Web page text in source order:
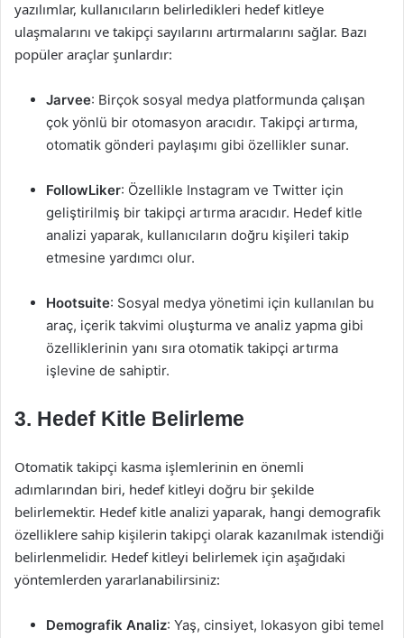
yazılımlar, kullanıcıların belirledikleri hedef kitleye
ulaşmalarını ve takipçi sayılarını artırmalarını sağlar. Bazı
popüler araçlar şunlardır:
Jarvee: Birçok sosyal medya platformunda çalışan
çok yönlü bir otomasyon aracıdır. Takipçi artırma,
otomatik gönderi paylaşımı gibi özellikler sunar.
FollowLiker: Özellikle Instagram ve Twitter için
geliştirilmiş bir takipçi artırma aracıdır. Hedef kitle
analizi yaparak, kullanıcıların doğru kişileri takip
etmesine yardımcı olur.
Hootsuite: Sosyal medya yönetimi için kullanılan bu
araç, içerik takvimi oluşturma ve analiz yapma gibi
özelliklerinin yanı sıra otomatik takipçi artırma
işlevine de sahiptir.
3. Hedef Kitle Belirleme
Otomatik takipçi kasma işlemlerinin en önemli
adımlarından biri, hedef kitleyi doğru bir şekilde
belirlemektir. Hedef kitle analizi yaparak, hangi demografik
özelliklere sahip kişilerin takipçi olarak kazanılmak istendiği
belirlenmelidir. Hedef kitleyi belirlemek için aşağıdaki
yöntemlerden yararlanabilirsiniz:
Demografik Analiz: Yaş, cinsiyet, lokasyon gibi temel